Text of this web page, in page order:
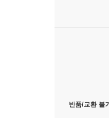
수메르에서
수메르에서 처
일은, 그 파격
흥미진진한
재미는 결코 반
수메르 문명
지구라트에 비
별자리는 물론
반품/교환 불